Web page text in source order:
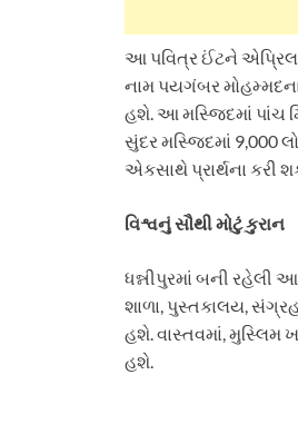
આ પવિત્ર ઈંટને એપ્રિલ
નામ પયગંબર
હશે. આ મસ્જિદમાં પાંચ
સુંદર મસ્જિદમાં 9,000
એકસાથે પ્રાર્થના કરી
વિશ્વનું સૌથી મોટું કુરાન
ધન્નીપુરમાં બની રહેલી
શાળા, પુસ્તકાલય,
હશે. વાસ્તવમાં, મુસ્લિમ
હશે.